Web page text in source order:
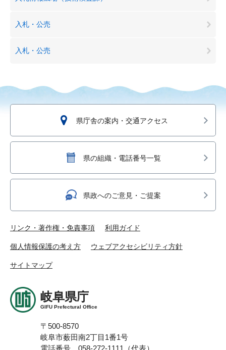
入札・公売
入札・公売
県庁舎の案内・交通アクセス
県の組織・電話番号一覧
県政へのご意見・ご提案
リンク・著作権・免責事項 利用ガイド
個人情報保護の考え方 ウェブアクセシビリティ方針
サイトマップ
岐阜県庁
GIFU Prefectural Office
〒500-8570
岐阜市薮田南2丁目1番1号
電話番号 058-272-1111（代表）